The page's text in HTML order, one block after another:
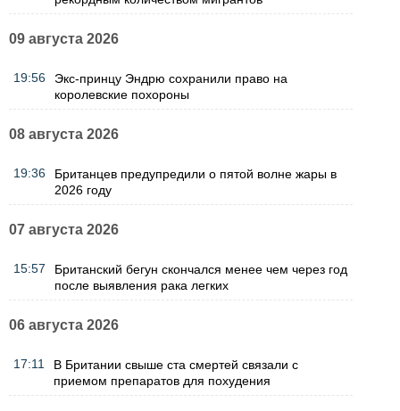
09 августа 2026
19:56
Экс-принцу Эндрю сохранили право на
королевские похороны
08 августа 2026
19:36
Британцев предупредили о пятой волне жары в
2026 году
07 августа 2026
15:57
Британский бегун скончался менее чем через год
после выявления рака легких
06 августа 2026
17:11
В Британии свыше ста смертей связали с
приемом препаратов для похудения